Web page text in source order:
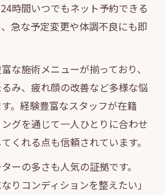
時間いつでもネット予約できる
急な予定変更や体調不良にも即
な施術メニューが揃っており、
み、疲れ顔の改善など多様な悩
。経験豊富なスタッフが在籍
グを通じて一人ひとりに合わせ
くれる点も信頼されています。
ーの多さも人気の証拠です。
りコンディションを整えたい」